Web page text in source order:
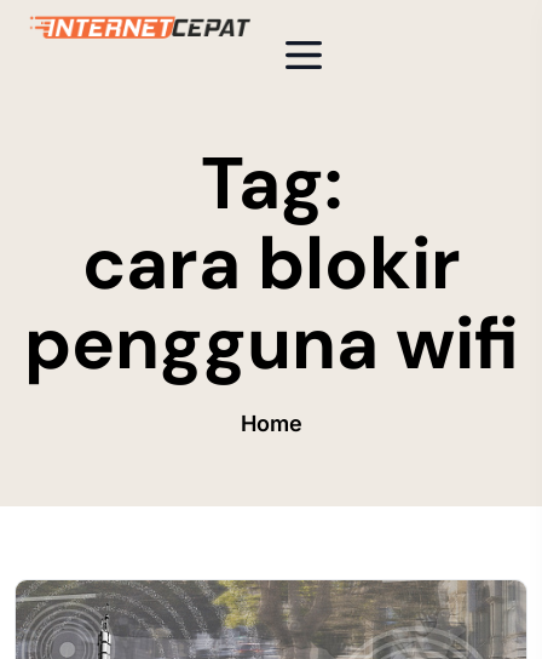
Tag:
cara blokir
pengguna wifi
Home